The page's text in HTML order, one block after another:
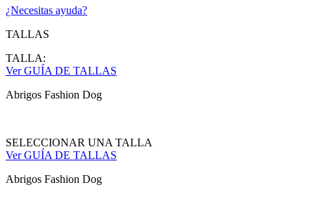
¿Necesitas ayuda?
TALLAS
TALLA:
Ver GUÍA DE TALLAS
Abrigos Fashion Dog
SELECCIONAR UNA TALLA
Ver GUÍA DE TALLAS
Abrigos Fashion Dog